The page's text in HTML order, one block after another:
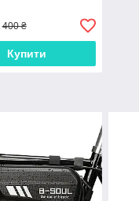
см
400 ₴
Купити